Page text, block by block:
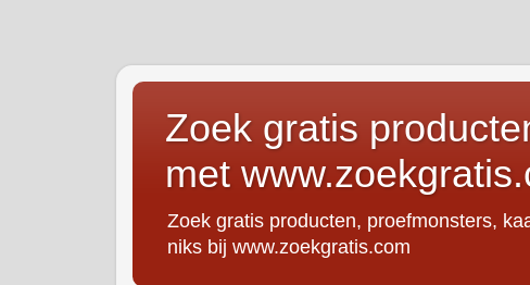
Zoek gratis
met
Zoek gratis producten, proefmonsters,
niks bij www.zoekgratis.com